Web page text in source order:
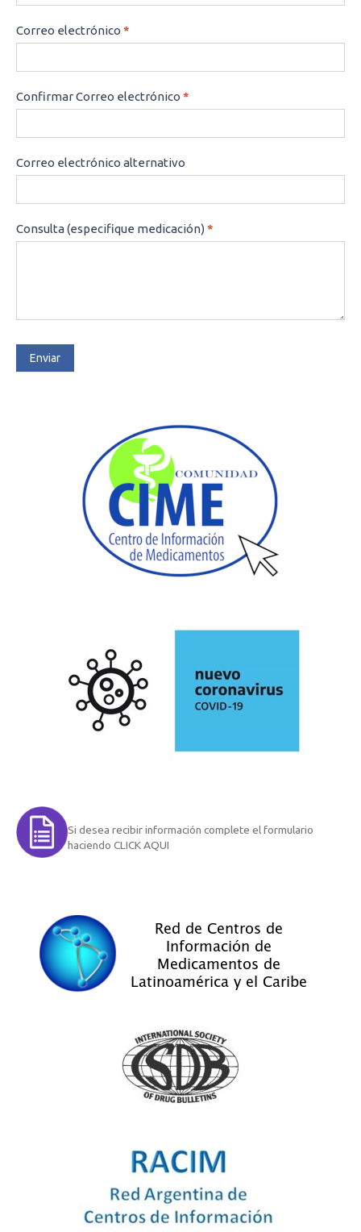
Correo electrónico *
Confirmar Correo electrónico *
Correo electrónico alternativo
Consulta (especifique medicación)*
Enviar
Si desea recibir información complete el formulario
haciendo CLICK AQUI